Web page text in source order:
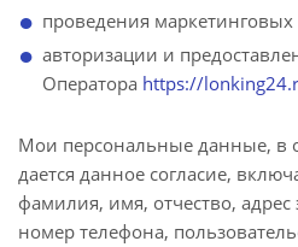
проведения
авторизации и
Оператора https://
Мои персональные данные, в
дается данное согласие,
фамилия, имя, отчество,
номер телефона,